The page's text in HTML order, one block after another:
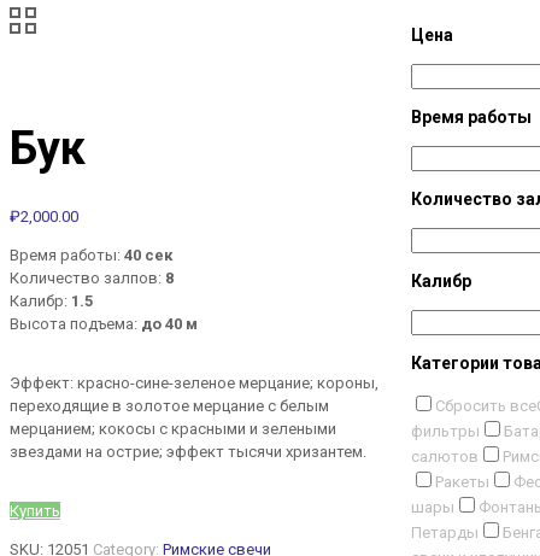
Бук
₽2,000.00
Время работы: 40 сек
Количество залпов: 8
Калибр: 1.5
Высота подъема: до 40 м
Эффект: красно-сине-зеленое мерцание; короны,
переходящие в золотое мерцание с белым
мерцанием; кокосы с красными и зелеными
звездами на острие; эффект тысячи хризантем.
Купить
SKU: 12051 Category: Римские свечи
Цена
Время работы
Количество
Калибр
Категории
Сбросить все
фильтры
салютов
Ракеты
шары
Петарды